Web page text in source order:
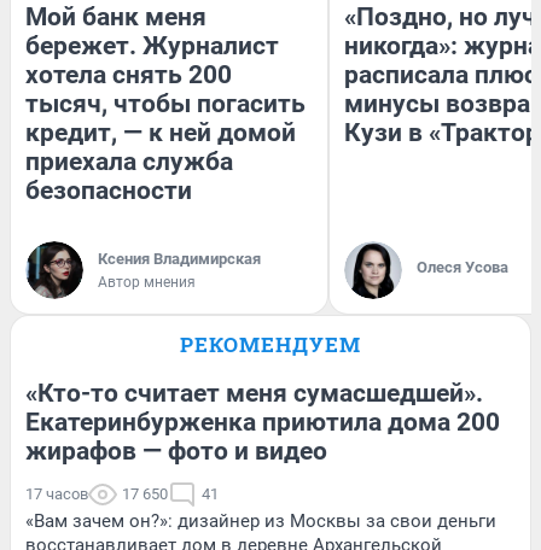
Мой банк меня
бережет. Журналист
хотела снять 200
тысяч, чтобы погасить
кредит, — к ней домой
приехала служба
безопасности
Ксения Владимирская
Автор мнения
«Поздно, но
никогда»:
расписала
минусы
Кузи в
Олеся Усова
РЕКОМЕНДУЕМ
«Кто-то считает меня сумасшедшей».
Екатеринбурженка приютила дома 200
жирафов — фото и видео
17 часов 17 650 41
«Вам зачем он?»: дизайнер из Москвы за свои деньги
восстанавливает дом в деревне Архангельской